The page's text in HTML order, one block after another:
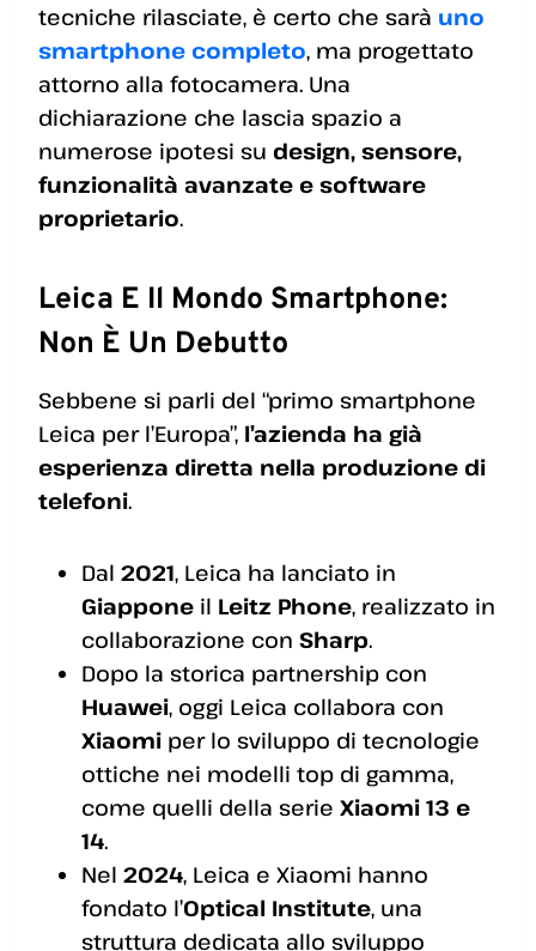
tecniche rilasciate, è certo che sarà uno
smartphone completo, ma progettato
attorno alla fotocamera. Una
dichiarazione che lascia spazio a
numerose ipotesi su design, sensore,
funzionalità avanzate e software
proprietario.
Leica E Il Mondo Smartphone:
Non È Un Debutto
Sebbene si parli del “primo smartphone
Leica per l’Europa”, l’azienda ha già
esperienza diretta nella produzione di
telefoni.
Dal 2021, Leica ha lanciato in
Giappone il Leitz Phone, realizzato in
collaborazione con Sharp.
Dopo la storica partnership con
Huawei, oggi Leica collabora con
Xiaomi per lo sviluppo di tecnologie
ottiche nei modelli top di gamma,
come quelli della serie Xiaomi 13 e
14.
Nel 2024, Leica e Xiaomi hanno
fondato l’Optical Institute, una
struttura dedicata allo sviluppo